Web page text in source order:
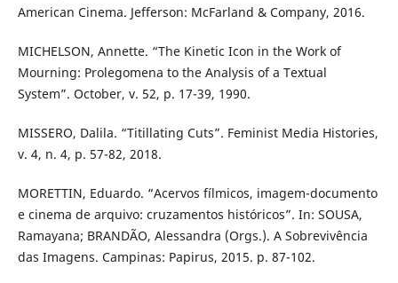
American Cinema. Jefferson: McFarland & Company, 2016.
MICHELSON, Annette. “The Kinetic Icon in the Work of
Mourning: Prolegomena to the Analysis of a Textual
System”. October, v. 52, p. 17-39, 1990.
MISSERO, Dalila. “Titillating Cuts”. Feminist Media Histories,
v. 4, n. 4, p. 57-82, 2018.
MORETTIN, Eduardo. “Acervos fílmicos, imagem-documento
e cinema de arquivo: cruzamentos históricos”. In: SOUSA,
Ramayana; BRANDÃO, Alessandra (Orgs.). A Sobrevivência
das Imagens. Campinas: Papirus, 2015. p. 87-102.